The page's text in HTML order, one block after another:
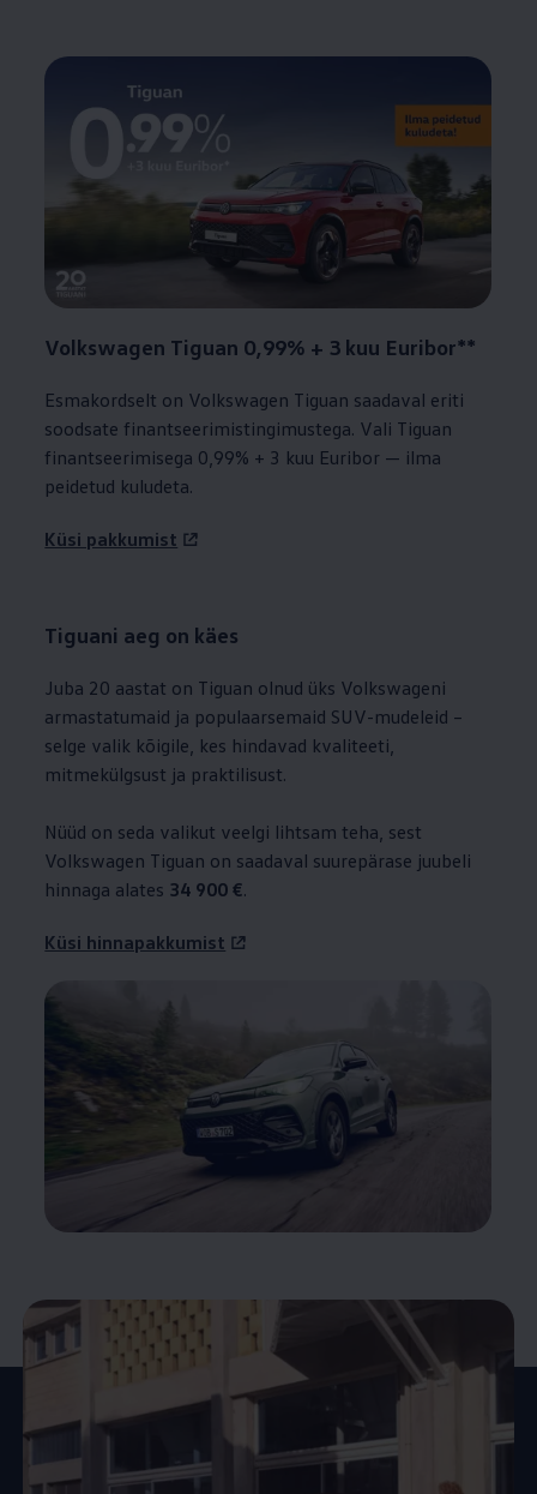
Volkswagen Tiguan 0,99% + 3 kuu Euribor**
Esmakordselt on Volkswagen Tiguan saadaval eriti
soodsate finantseerimistingimustega. Vali Tiguan
finantseerimisega 0,99% + 3 kuu Euribor — ilma
peidetud kuludeta.
Küsi pakkumist
Tiguani aeg on käes
Juba 20 aastat on Tiguan olnud üks Volkswageni
armastatumaid ja populaarsemaid SUV-mudeleid –
selge valik kõigile, kes hindavad kvaliteeti,
mitmekülgsust ja praktilisust.
Nüüd on seda valikut veelgi lihtsam teha, sest
Volkswagen Tiguan on saadaval suurepärase juubeli
hinnaga alates 34 900 €.
Küsi hinnapakkumist